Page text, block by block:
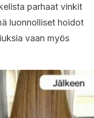
parhaat vinkit
luonnolliset hoidot
vaan myös